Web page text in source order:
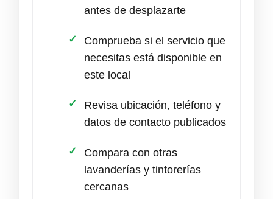
antes de desplazarte
Comprueba si el servicio que
necesitas está disponible en
este local
Revisa ubicación, teléfono y
datos de contacto publicados
Compara con otras
lavanderías y tintorerías
cercanas